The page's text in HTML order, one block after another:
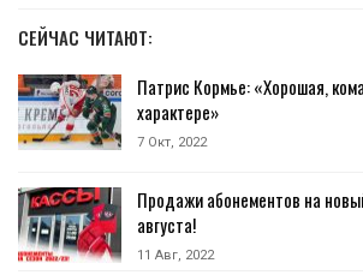
СЕЙЧАС ЧИТАЮТ:
Патрис Кормье: «Хорошая,
характере»
7 Окт, 2022
Продажи абонементов на
августа!
11 Авг, 2022